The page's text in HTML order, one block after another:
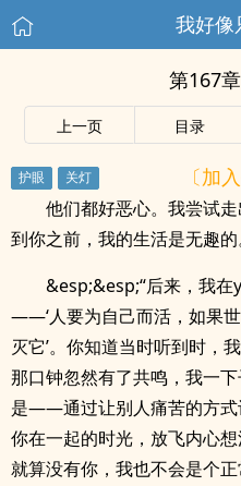
我好像
第167
上一页 目录
〔加
他们都好恶心。我尝试
到你之前，我的生活是无趣的
&esp;&esp;“后来，我在
——‘人要为自己而活，如果
灭它’。你知道当时听到时，
那口钟忽然有了共鸣，我一
是——通过让别人痛苦的方式
你在一起的时光，放飞内心
就算没有你，我也不会是个